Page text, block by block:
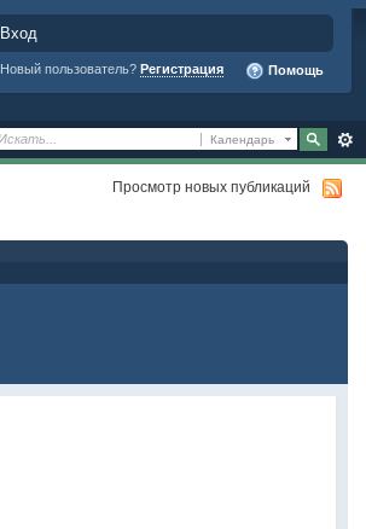
Вход
Новый пользователь? Регистрация Помощь
Календарь
Просмотр новых публикаций